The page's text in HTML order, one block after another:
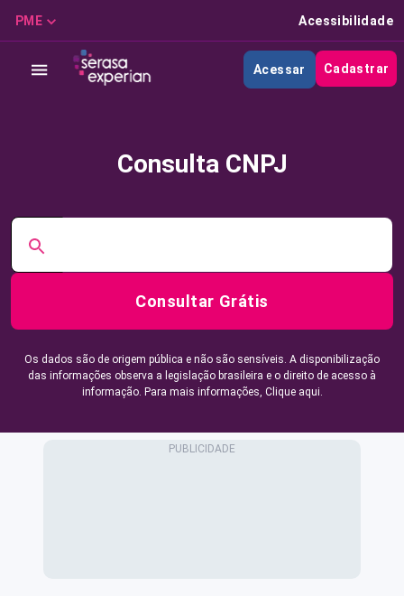
PME Acessibilidade
Acessar Cadastrar
Consulta CNPJ
Consultar Grátis
Os dados são de origem pública e não são sensíveis. A disponibilização
das informações observa a legislação brasileira e o direito de acesso à
informação. Para mais informações, Clique aqui.